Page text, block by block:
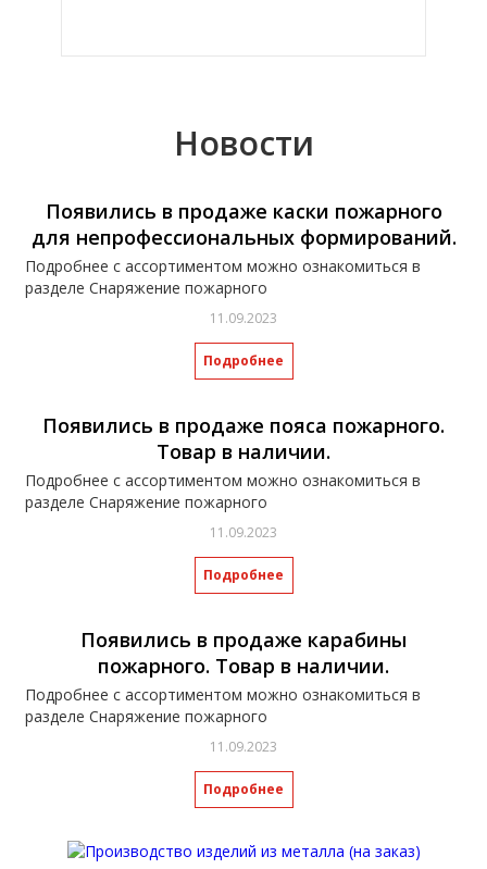
Новости
Появились в продаже каски пожарного
для непрофессиональных формирований.
Подробнее с ассортиментом можно ознакомиться в
разделе Снаряжение пожарного
11.09.2023
Подробнее
Появились в продаже пояса пожарного.
Товар в наличии.
Подробнее с ассортиментом можно ознакомиться в
разделе Снаряжение пожарного
11.09.2023
Подробнее
Появились в продаже карабины
пожарного. Товар в наличии.
Подробнее с ассортиментом можно ознакомиться в
разделе Снаряжение пожарного
11.09.2023
Подробнее